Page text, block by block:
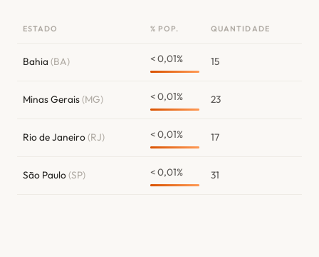
ESTADO % POP. QUANTIDADE
Bahia (BA) < 0,01% 15
Minas Gerais(MG) < 0,01% 23
Rio de Janeiro(RJ) < 0,01% 17
São Paulo(SP) < 0,01% 31